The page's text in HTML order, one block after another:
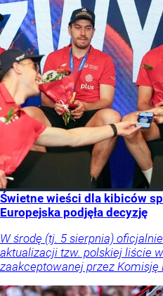
Świetne wieści dla kibiców
Europejska podjęła decyzję
W środę (tj. 5 sierpnia)
aktualizacji tzw. polskiej liście
zaakceptowanej przez Komisję